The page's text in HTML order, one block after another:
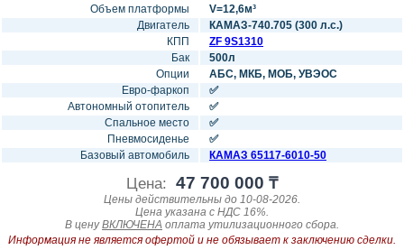
Объем платформы
V=12,6м³
Двигатель
КАМАЗ-740.705 (300 л.с.)
КПП
ZF 9S1310
Бак
500л
Опции
АБС, МКБ, МОБ, УВЭОС
Евро-фаркоп
✅
Автономный отопитель
✅
Спальное место
✅
Пневмосиденье
✅
Базовый автомобиль
КАМАЗ 65117-6010-50
Цена: 47 700 000 ₸
Цены действительны до 10-08-2026.
Цена указана c НДС 16%.
В ценуВКЛЮЧЕНА оплата утилизационного сбора.
Информация не является офертой и не обязывает к заключению сделки.